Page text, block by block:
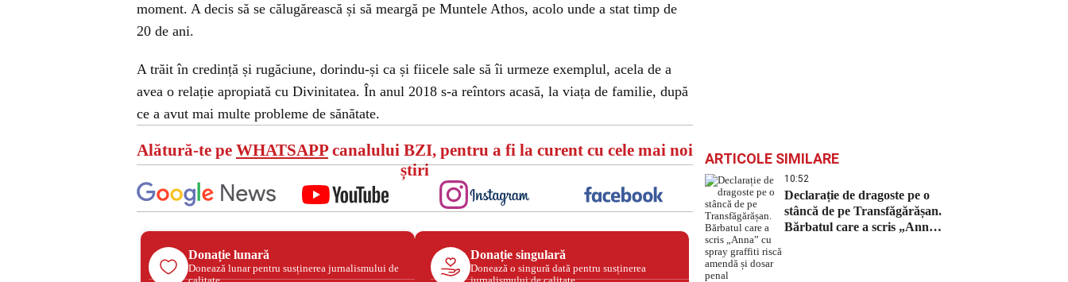
moment. A decis să se călugărească și să meargă pe Muntele Athos, acolo unde a stat timp de
20 de ani.
A trăit în credință și rugăciune, dorindu-și ca și fiicele sale să îi urmeze exemplul, acela de a
avea o relație apropiată cu Divinitatea. În anul 2018 s-a reîntors acasă, la viața de familie, după
ce a avut mai multe probleme de sănătate.
Alătură-te pe WHATSAPPcanalului BZI, pentru a fi la curent cu cele mai noi
știri
Donație lunară
Donează lunar pentru susținerea jurnalismului de
Donație singulară
Donează o singură dată pentru susținerea
ARTICOLE SIMILARE
10:52
Declarație de dragoste pe o
stâncă de pe Transfăgărășan.
Bărbatul care a scris „Anna”